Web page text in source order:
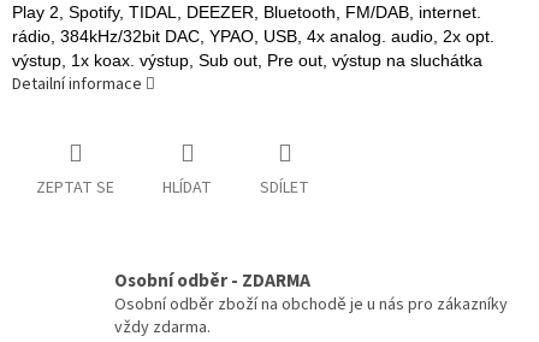
Play 2, Spotify, TIDAL, DEEZER, Bluetooth, FM/DAB, internet.
rádio, 384kHz/32bit DAC, YPAO, USB, 4x analog. audio, 2x opt.
výstup, 1x koax. výstup, Sub out, Pre out, výstup na sluchátka
Detailní informace
ZEPTAT SE HLÍDAT SDÍLET
Osobní odběr - ZDARMA
Osobní odběr zboží na obchodě je u nás pro zákazníky
vždy zdarma.